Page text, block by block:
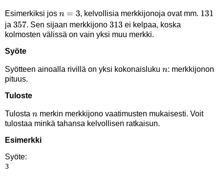
Esimerkiksi jos n=3
n = 3, kelvollisia merkkijonoja ovat mm. 131
131
ja 357
357. Sen sijaan merkkijono 313
313ei kelpaa, koska
kolmosten välissä on vain yksi muu merkki.
Syöte
Syötteen ainoalla rivillä on yksi kokonaisluku n
n: merkkijonon
pituus.
Tuloste
Tulosta n
nmerkin merkkijono vaatimusten mukaisesti. Voit
tulostaa minkä tahansa kelvollisen ratkaisun.
Esimerkki
Syöte:
3